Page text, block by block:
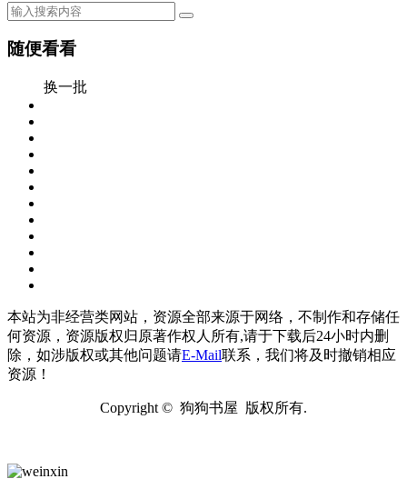
随便看看
换一批
本站为非经营类网站，资源全部来源于网络，不制作和存储任
何资源，资源版权归原著作权人所有,请于下载后24小时内删
除，如涉版权或其他问题请E-Mail联系，我们将及时撤销相应
资源！
Copyright © 狗狗书屋 版权所有.